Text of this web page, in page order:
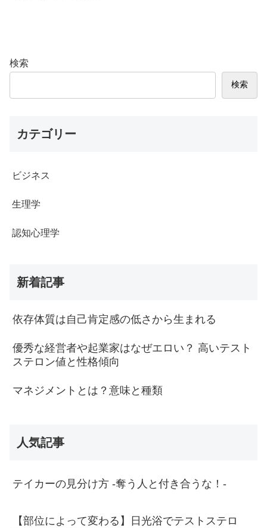
検索
検索
カテゴリー
ビジネス
生理学
認知心理学
新着記事
依存体質は自己肯定感の低さから生まれる
優秀な経営者や起業家はなぜエロい？ 高いテスト
ステロン値と性格傾向
マネジメントとは？意味と種類
人気記事
テイカーの見分け方 -奪う人と付き合うな！-
【部位によって変わる】日光浴でテストステロ